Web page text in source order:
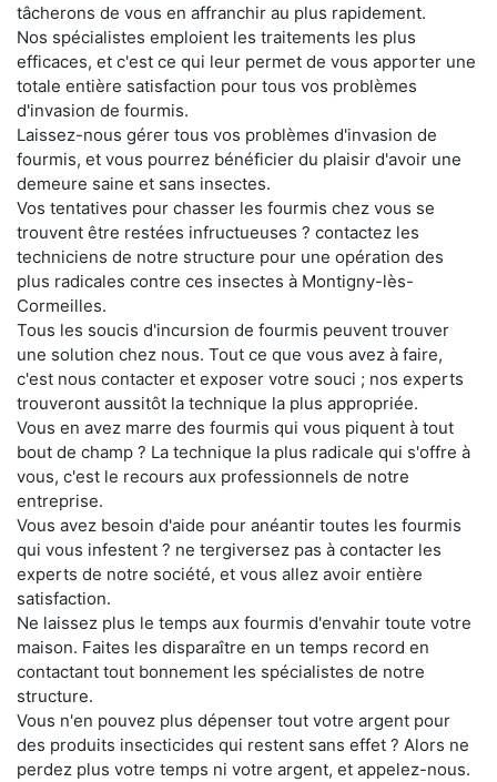
tâcherons de vous en affranchir au plus rapidement.
Nos spécialistes emploient les traitements les plus
efficaces, et c'est ce qui leur permet de vous apporter une
totale entière satisfaction pour tous vos problèmes
d'invasion de fourmis.
Laissez-nous gérer tous vos problèmes d'invasion de
fourmis, et vous pourrez bénéficier du plaisir d'avoir une
demeure saine et sans insectes.
Vos tentatives pour chasser les fourmis chez vous se
trouvent être restées infructueuses ? contactez les
techniciens de notre structure pour une opération des
plus radicales contre ces insectes à Montigny-lès-
Cormeilles.
Tous les soucis d'incursion de fourmis peuvent trouver
une solution chez nous. Tout ce que vous avez à faire,
c'est nous contacter et exposer votre souci ; nos experts
trouveront aussitôt la technique la plus appropriée.
Vous en avez marre des fourmis qui vous piquent à tout
bout de champ ? La technique la plus radicale qui s'offre à
vous, c'est le recours aux professionnels de notre
entreprise.
Vous avez besoin d'aide pour anéantir toutes les fourmis
qui vous infestent ? ne tergiversez pas à contacter les
experts de notre société, et vous allez avoir entière
satisfaction.
Ne laissez plus le temps aux fourmis d'envahir toute votre
maison. Faites les disparaître en un temps record en
contactant tout bonnement les spécialistes de notre
structure.
Vous n'en pouvez plus dépenser tout votre argent pour
des produits insecticides qui restent sans effet ? Alors ne
perdez plus votre temps ni votre argent, et appelez-nous.